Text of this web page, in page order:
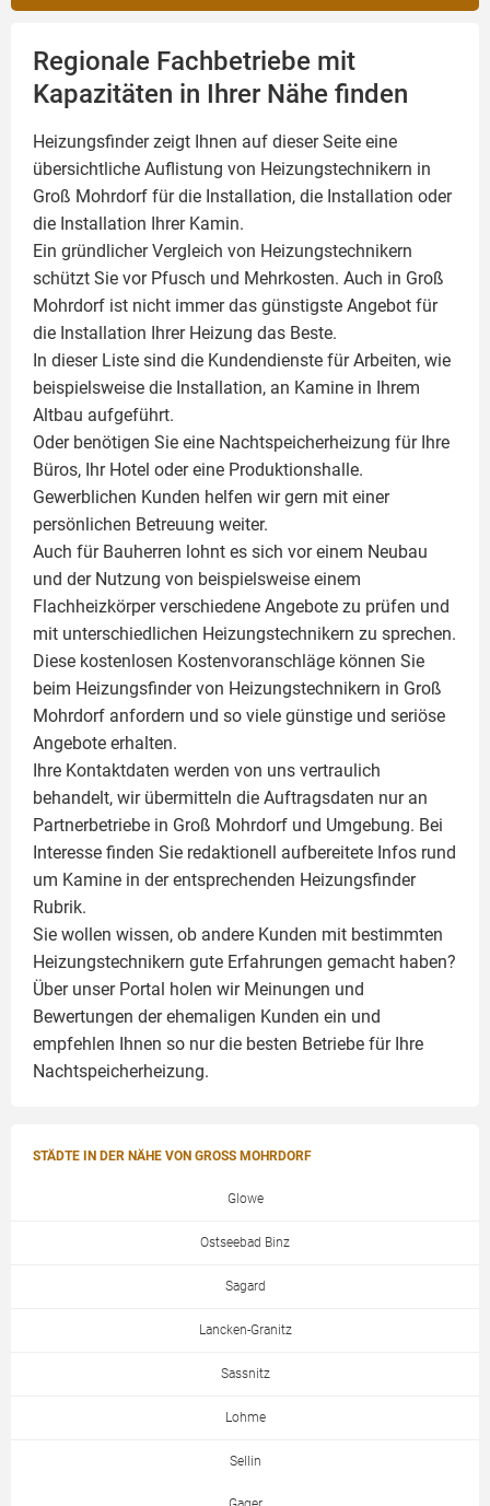
Regionale Fachbetriebe mit
Kapazitäten in Ihrer Nähe finden
Heizungsfinder zeigt Ihnen auf dieser Seite eine
übersichtliche Auflistung von Heizungstechnikern in
Groß Mohrdorf für die Installation, die Installation oder
die Installation Ihrer Kamin.
Ein gründlicher Vergleich von Heizungstechnikern
schützt Sie vor Pfusch und Mehrkosten. Auch in Groß
Mohrdorf ist nicht immer das günstigste Angebot für
die Installation Ihrer Heizung das Beste.
In dieser Liste sind die Kundendienste für Arbeiten, wie
beispielsweise die Installation, an Kamine in Ihrem
Altbau aufgeführt.
Oder benötigen Sie eine Nachtspeicherheizung für Ihre
Büros, Ihr Hotel oder eine Produktionshalle.
Gewerblichen Kunden helfen wir gern mit einer
persönlichen Betreuung weiter.
Auch für Bauherren lohnt es sich vor einem Neubau
und der Nutzung von beispielsweise einem
Flachheizkörperverschiedene Angebote zu prüfen und
mit unterschiedlichen Heizungstechnikern zu sprechen.
Diese kostenlosen Kostenvoranschläge können Sie
beim Heizungsfinder von Heizungstechnikern in Groß
Mohrdorf anfordern und so viele günstige und seriöse
Angebote erhalten.
Ihre Kontaktdaten werden von uns vertraulich
behandelt, wir übermitteln die Auftragsdaten nur an
Partnerbetriebe in Groß Mohrdorf und Umgebung. Bei
Interesse finden Sie redaktionell aufbereitete Infos rund
um Kamine in der entsprechenden Heizungsfinder
Rubrik.
Sie wollen wissen, ob andere Kunden mit bestimmten
Heizungstechnikern gute Erfahrungen gemacht haben?
Über unser Portal holen wir Meinungen und
Bewertungen der ehemaligen Kunden ein und
empfehlen Ihnen so nur die besten Betriebe für Ihre
Nachtspeicherheizung.
STÄDTE IN DER NÄHE VON GROSS MOHRDORF
Glowe
Ostseebad Binz
Sagard
Lancken-Granitz
Sassnitz
Lohme
Sellin